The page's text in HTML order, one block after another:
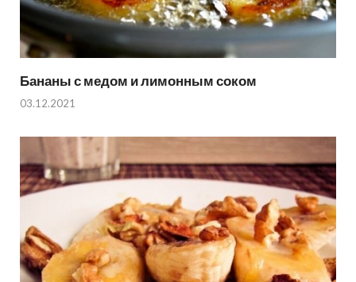
Бананы с медом и лимонным соком
03.12.2021